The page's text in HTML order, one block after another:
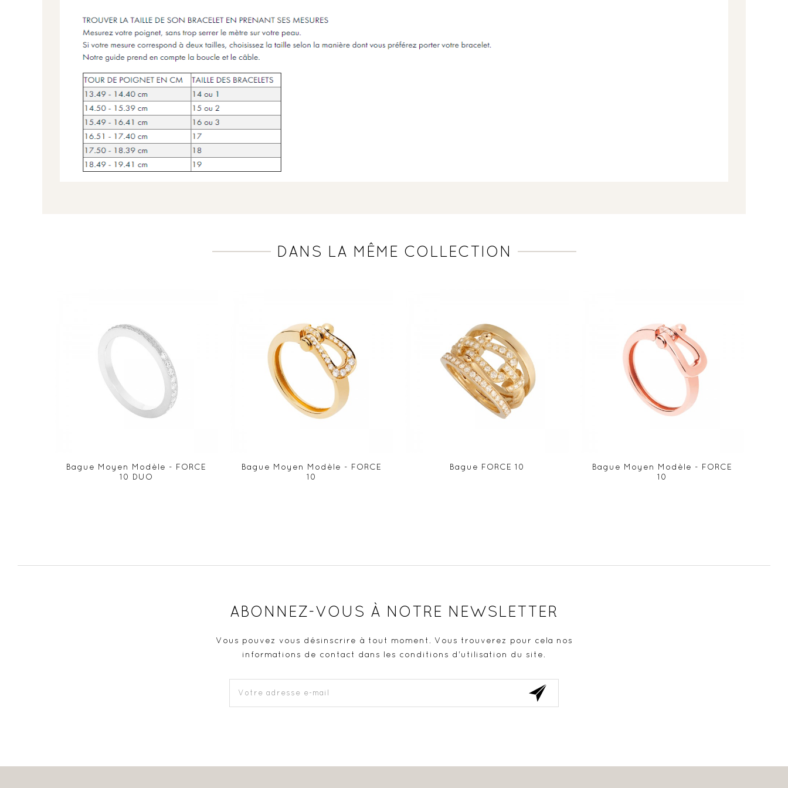
DANS LA MÊME COLLECTION
Bague Moyen Modèle - FORCE
10 DUO
Bague Moyen Modèle - FORCE
10
Bague FORCE 10
Bague Moyen Modèle - FORCE
10
ABONNEZ-VOUS À NOTRE NEWSLETTER
Vous pouvez vous désinscrire à tout moment. Vous trouverez pour cela nos
informations de contact dans les conditions d'utilisation du site.